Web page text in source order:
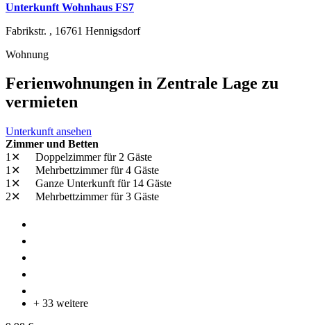
Unterkunft Wohnhaus FS7
Fabrikstr. , 16761 Hennigsdorf
Wohnung
Ferienwohnungen in Zentrale Lage zu
vermieten
Unterkunft ansehen
Zimmer und Betten
1✕
Doppelzimmerfür 2 Gäste
1✕
Mehrbettzimmerfür 4 Gäste
1✕
Ganze Unterkunft für 14 Gäste
2✕
Mehrbettzimmerfür 3 Gäste
+ 33 weitere